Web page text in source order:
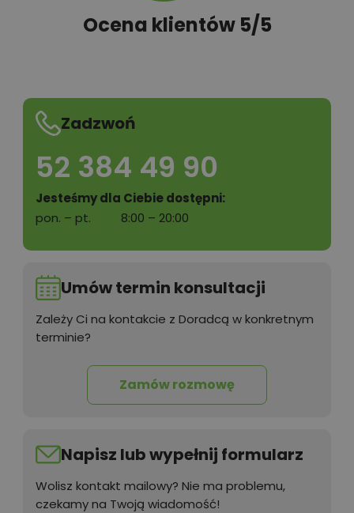
Ocena klientów 5/5
Zadzwoń
52 384 49 90
Jesteśmy dla Ciebie dostępni:
pon. – pt.
8:00 – 20:00
Umów termin konsultacji
Zależy Ci na kontakcie z Doradcą w konkretnym
terminie?
Zamów rozmowę
Napisz lub wypełnij formularz
Wolisz kontakt mailowy? Nie ma problemu,
czekamy na Twoją wiadomość!